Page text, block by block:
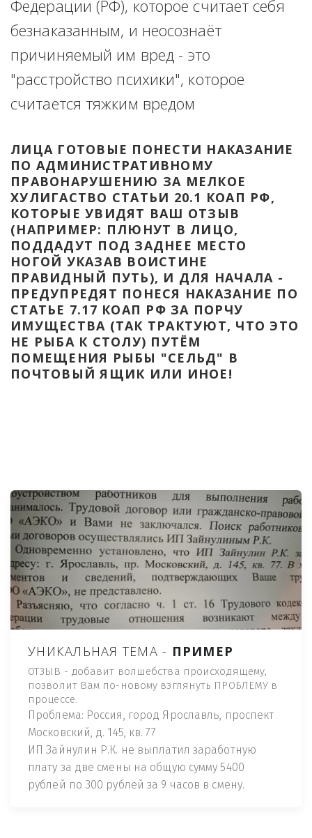
Федерации (РФ), которое считает себя
безнаказанным, и неосознаёт
причиняемый им вред - это
"расстройство психики", которое
считается тяжким вредом
ЛИЦА ГОТОВЫЕ ПОНЕСТИ НАКАЗАНИЕ
ПО АДМИНИСТРАТИВНОМУ
ПРАВОНАРУШЕНИЮ ЗА МЕЛКОЕ
ХУЛИГАСТВО СТАТЬИ 20.1 КОАП РФ,
КОТОРЫЕ УВИДЯТ ВАШ ОТЗЫВ
(НАПРИМЕР: ПЛЮНУТ В ЛИЦО,
ПОДДАДУТ ПОД ЗАДНЕЕ МЕСТО
НОГОЙ УКАЗАВ ВОИСТИНЕ
ПРАВИДНЫЙ ПУТЬ), И ДЛЯ НАЧАЛА -
ПРЕДУПРЕДЯТ ПОНЕСЯ НАКАЗАНИЕ ПО
СТАТЬЕ 7.17 КОАП РФ ЗА ПОРЧУ
ИМУЩЕСТВА (ТАК ТРАКТУЮТ, ЧТО ЭТО
НЕ РЫБА К СТОЛУ) ПУТЁМ
ПОМЕЩЕНИЯ РЫБЫ "СЕЛЬД" В
ПОЧТОВЫЙ ЯЩИК ИЛИ ИНОЕ!
УНИКАЛЬНАЯ ТЕМА - ПРИМЕР
ОТЗЫВ - добавит волшебства происходящему,
позволит Вам по-новому взглянуть ПРОБЛЕМУ в
процессе.
Проблема: Россия, город Ярославль, проспект
Московский, д. 145, кв. 77
ИП Зайнулин Р.К. не выплатил заработную
плату за две смены на общую сумму 5400
рублей по 300 рублей за 9 часов в смену.